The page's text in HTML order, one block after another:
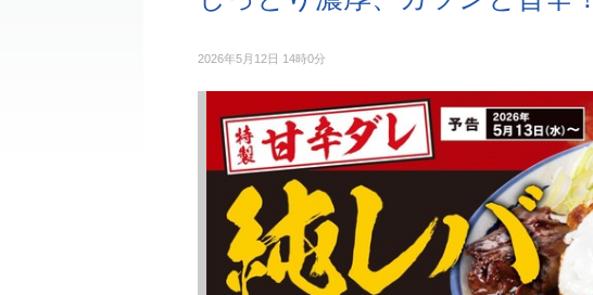
2026年5月12日 14時0分